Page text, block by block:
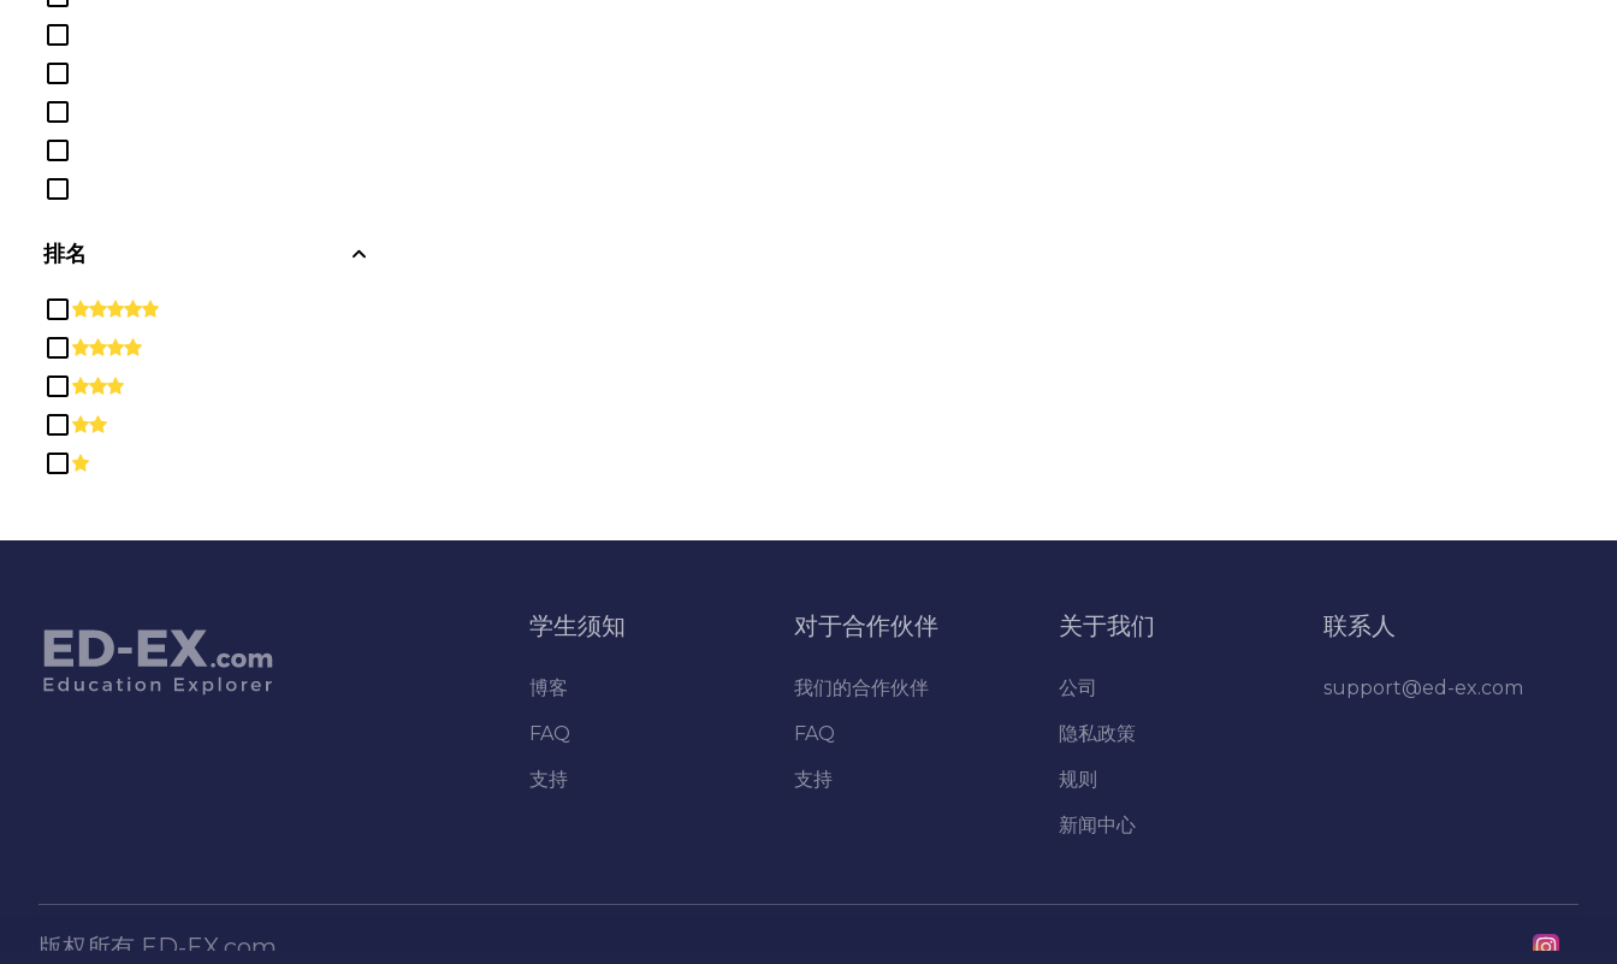
工程部
康乐及康
建筑行业
建筑设计
心理学
教育
物理科学
生物和生物医学科学
自然资源和保护
排名
学生须知
博客
FAQ
支持
对于合作伙伴
我们的合作伙伴
FAQ
支持
关于我们
公司
隐私政策
规则
新闻中心
联系人
support@ed-ex.com
版权所有 ED-EX.com